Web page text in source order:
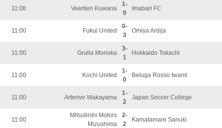
11:00 Veertien Kuwana
1-
0
Imabari FC
11:00 Fukui United
0-
3
Omiya Ardija
11:00 Grulla Morioka
3-
1
Hokkaido Tokachi
11:00 Kochi United
1-
0
Beluga Rosso Iwami
11:00 Arterivo Wakayama
1-
2
Japan Soccer College
11:00
Mitsubishi Motors
Mizushima
2-
2
Kamatamare Sanuki